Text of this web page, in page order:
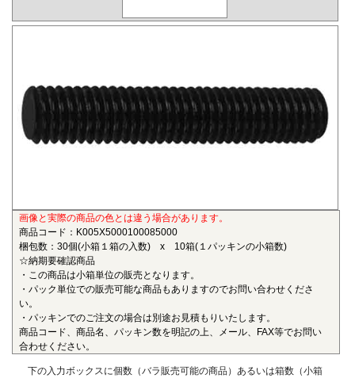
■ポリフェニレンサルファイド(PPS)
す。優れた耐熱性を有し、高温度雰囲気中で長時間使用して
も物性劣化はほとんどありません。また、耐薬品性、機械的
特性、電気的特性、および寸法安定性にも優れ、電気・電子
部品、自動車部品、化学機械部品などに用いられています。
ポリアミドMXD6をベースポリマーとし、ガラス繊維50%で
強化した結晶性のエンジニアリングプラスチックです。エン
プラの中で最も大きい強度・弾性率を有し、耐油性や耐熱性
にも優れることから、金属の代替材料として自動車等輸送機
部品、一般機械、精密機械部品、電気・電子機器部品、土木
建築用部材などの用いられています。
■ポリエーテルエーテルケトン(PEEK)
画像と実際の商品の色とは違う場合があります。
商品コード：K005X5000100085000
梱包数：30個(小箱１箱の入数) x 10箱(１パッキンの小箱数)
☆納期要確認商品
・この商品は小箱単位の販売となります。
・パック単位での販売可能な商品もありますのでお問い合わせくださ
い。
・パッキンでのご注文の場合は別途お見積もりいたします。
商品コード、商品名、パッキン数を明記の上、メール、FAX等でお問い
合わせください。
下の入力ボックスに個数（バラ販売可能の商品）あるいは箱数（小箱